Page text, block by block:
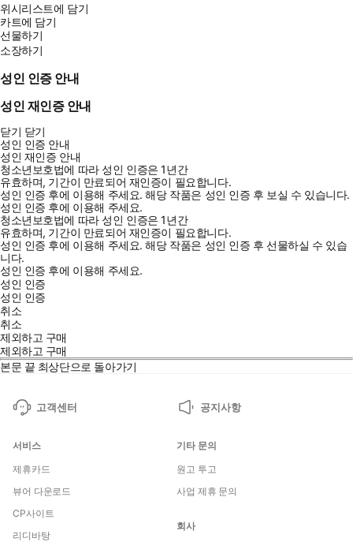
위시리스트에 담기
카트에 담기
선물하기
소장하기
성인 인증 안내
성인 재인증 안내
닫기 닫기
성인 인증 안내
성인 재인증 안내
청소년보호법에 따라 성인 인증은 1년간
유효하며, 기간이 만료되어 재인증이 필요합니다.
성인 인증 후에 이용해 주세요.해당 작품은 성인 인증 후 보실 수 있습니다.
성인 인증 후에 이용해 주세요.
청소년보호법에 따라 성인 인증은 1년간
유효하며, 기간이 만료되어 재인증이 필요합니다.
성인 인증 후에 이용해 주세요.해당 작품은 성인 인증 후 선물하실 수 있습
니다.
성인 인증 후에 이용해 주세요.
성인 인증
성인 인증
취소
취소
제외하고 구매
제외하고 구매
본문 끝 최상단으로 돌아가기
고객센터 공지사항
서비스
제휴카드
뷰어 다운로드
CP사이트
리디바탕
기타 문의
원고 투고
사업 제휴 문의
회사